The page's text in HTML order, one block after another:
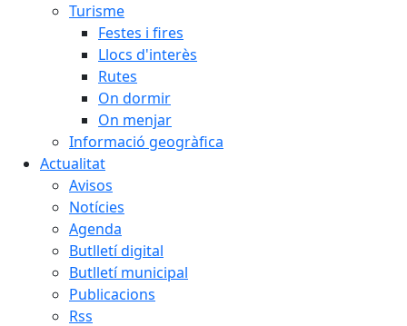
Turisme
Festes i fires
Llocs d'interès
Rutes
On dormir
On menjar
Informació geogràfica
Actualitat
Avisos
Notícies
Agenda
Butlletí digital
Butlletí municipal
Publicacions
Rss